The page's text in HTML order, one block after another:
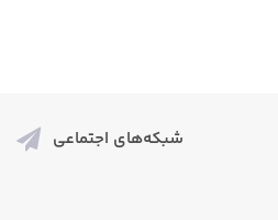
شبکه‌های اجتماعی